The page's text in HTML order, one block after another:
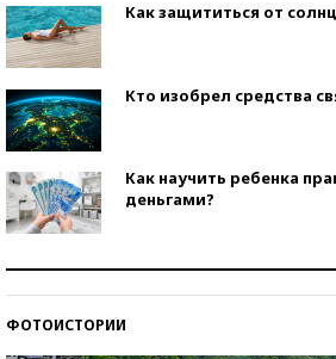
Как защититься от
Кто изобрел средства
Как научить ребенка
деньгами?
ФОТОИСТОРИИ